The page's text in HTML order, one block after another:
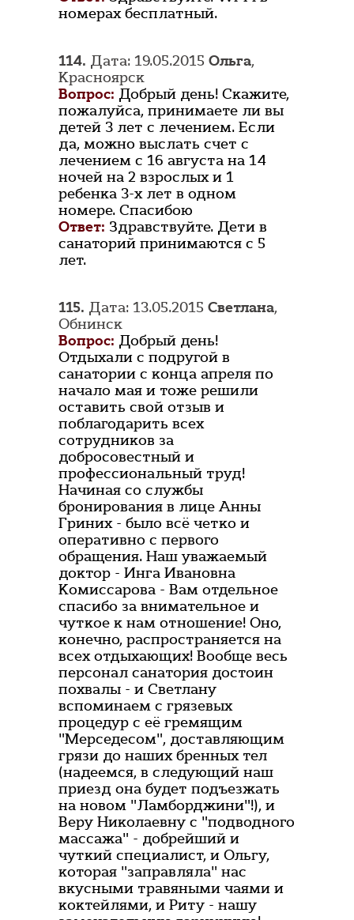
номерах бесплатный.
114. Дата: 19.05.2015 Ольга,
Красноярск
Вопрос: Добрый день! Скажите,
пожалуйса, принимаете ли вы
детей 3 лет с лечением. Если
да, можно выслать счет с
лечением с 16 августа на 14
ночей на 2 взрослых и 1
ребенка 3-х лет в одном
номере. Спасибою
Ответ: Здравствуйте. Дети в
санаторий принимаются с 5
лет.
115. Дата: 13.05.2015 Светлана,
Обнинск
Вопрос: Добрый день!
Отдыхали с подругой в
санатории с конца апреля по
начало мая и тоже решили
оставить свой отзыв и
поблагодарить всех
сотрудников за
добросовестный и
профессиональный труд!
Начиная со службы
бронирования в лице Анны
Гриних - было всё четко и
оперативно с первого
обращения. Наш уважаемый
доктор - Инга Ивановна
Комиссарова - Вам отдельное
спасибо за внимательное и
чуткое к нам отношение! Оно,
конечно, распространяется на
всех отдыхающих! Вообще весь
персонал санатория достоин
похвалы - и Светлану
вспоминаем с грязевых
процедур с её гремящим
"Мерседесом", доставляющим
грязи до наших бренных тел
(надеемся, в следующий наш
приезд она будет подъезжать
на новом "Ламборджини"!), и
Веру Николаевну с "подводного
массажа" - добрейший и
чуткий специалист, и Ольгу,
которая "заправляла" нас
вкусными травяными чаями и
коктейлями, и Риту - нашу